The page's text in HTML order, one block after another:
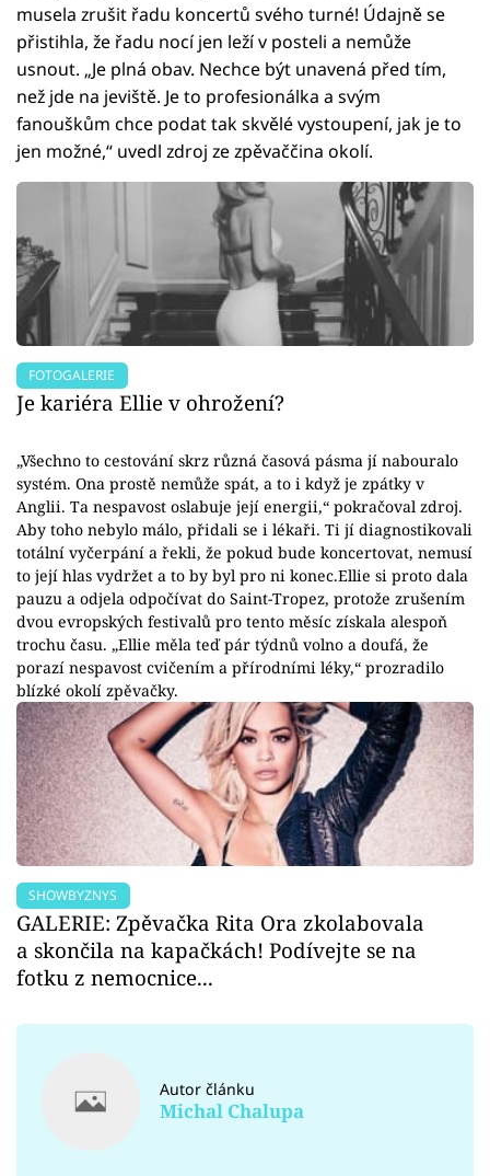
musela zrušit řadu koncertů svého turné! Údajně se
přistihla, že řadu nocí jen leží v posteli a nemůže
usnout. „Je plná obav. Nechce být unavená před tím,
než jde na jeviště. Je to profesionálka a svým
fanouškům chce podat tak skvělé vystoupení, jak je to
jen možné,“ uvedl zdroj ze zpěvaččina okolí.
FOTOGALERIE
Je kariéra Ellie v ohrožení?
„Všechno to cestování skrz různá časová pásma jí nabouralo
systém. Ona prostě nemůže spát, a to i když je zpátky v
Anglii. Ta nespavost oslabuje její energii,“ pokračoval zdroj.
Aby toho nebylo málo, přidali se i lékaři. Ti jí diagnostikovali
totální vyčerpání a řekli, že pokud bude koncertovat, nemusí
to její hlas vydržet a to by byl pro ni konec.Ellie si proto dala
pauzu a odjela odpočívat do Saint-Tropez, protože zrušením
dvou evropských festivalů pro tento měsíc získala alespoň
trochu času. „Ellie měla teď pár týdnů volno a doufá, že
porazí nespavost cvičením a přírodními léky,“ prozradilo
blízké okolí zpěvačky.
SHOWBYZNYS
GALERIE: Zpěvačka Rita Ora zkolabovala
a skončila na kapačkách! Podívejte se na
fotku z nemocnice...
Autor článku
Michal Chalupa